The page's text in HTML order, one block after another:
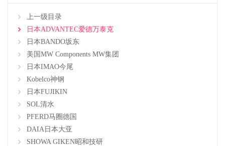
上一级目录
日本ADVANTEC爱德万泰克
日本BANDO坂东
美国MW Components MW集团
日本IMAO今尾
Kobelco神钢
日本FUJIKIN
SOL清水
PFERD马圈德国
DAIA日本大亚
SHOWA GIKEN昭和技研